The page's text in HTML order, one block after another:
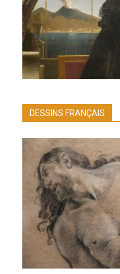
DESSINS FRANÇAIS